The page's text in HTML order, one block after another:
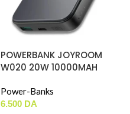
POWERBANK JOYROOM
W020 20W 10000MAH
Power-Banks
6.500 DA